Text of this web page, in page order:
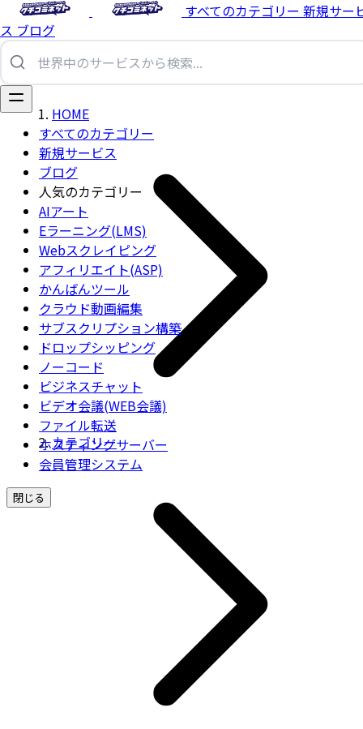
すべてのカテゴリー 新規サー
ス ブログ
すべてのカテゴリー
新規サービス
ブログ
人気のカテゴリー
AIアート
Eラーニング(LMS)
Webスクレイピング
アフィリエイト(ASP)
かんばんツール
クラウド動画編集
サブスクリプション構築
ドロップシッピング
ノーコード
ビジネスチャット
ビデオ会議(WEB会議)
ファイル転送
ホスティングサーバー
会員管理システム
閉じる
HOME
カテゴリー